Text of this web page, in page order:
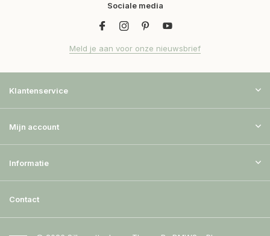
Sociale media
Meld je aan voor onze nieuwsbrief
Klantenservice
Mijn account
Informatie
Contact